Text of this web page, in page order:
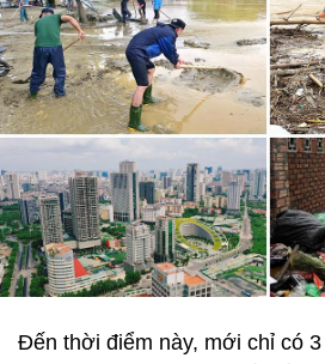
Đến thời điểm này, mới chỉ có